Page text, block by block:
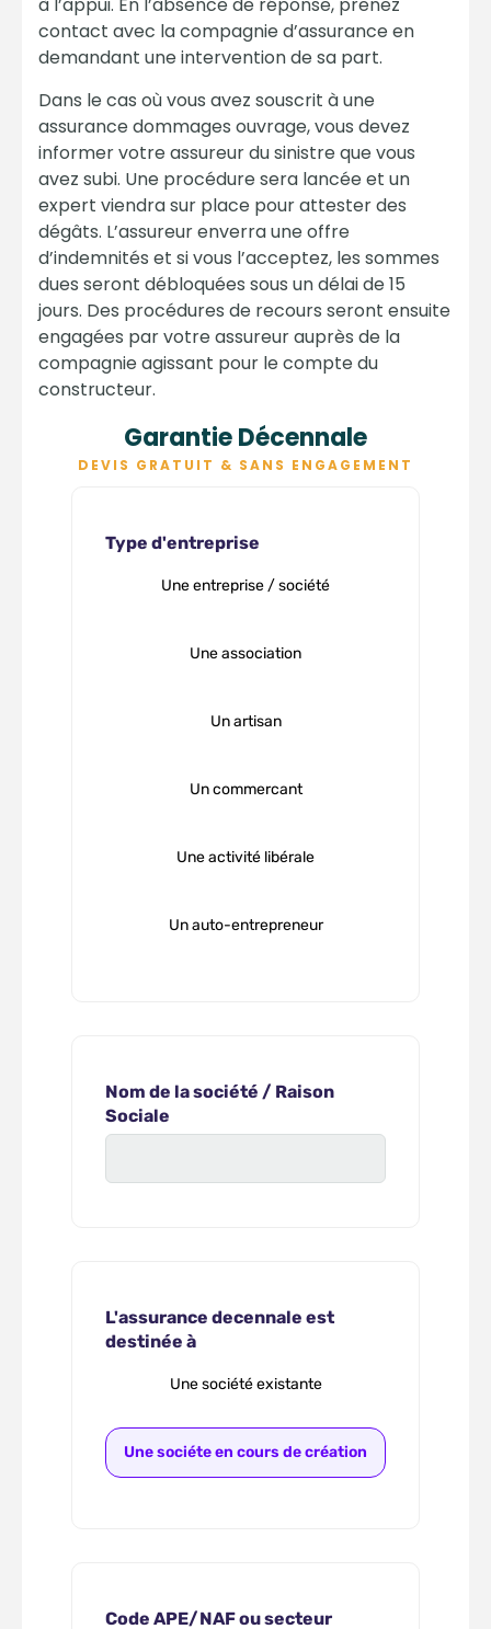
à l’appui. En l’absence de réponse, prenez
contact avec la compagnie d’assurance en
demandant une intervention de sa part.
Dans le cas où vous avez souscrit à une
assurance dommages ouvrage, vous devez
informer votre assureur du sinistre que vous
avez subi. Une procédure sera lancée et un
expert viendra sur place pour attester des
dégâts. L’assureur enverra une offre
d’indemnités et si vous l’acceptez, les sommes
dues seront débloquées sous un délai de 15
jours. Des procédures de recours seront ensuite
engagées par votre assureur auprès de la
compagnie agissant pour le compte du
constructeur.
Garantie Décennale
DEVIS GRATUIT & SANS ENGAGEMENT